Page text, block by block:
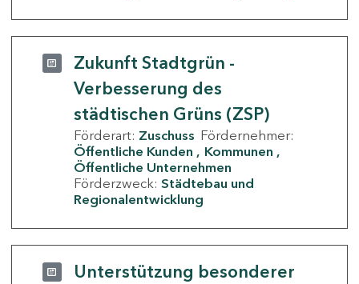
Zukunft Stadtgrün -
Verbesserung des
städtischen Grüns (ZSP)
Förderart: Zuschuss Fördernehmer:
Öffentliche Kunden
Kommunen
Öffentliche Unternehmen
Förderzweck: Städtebau und
Regionalentwicklung
Unterstützung besonderer